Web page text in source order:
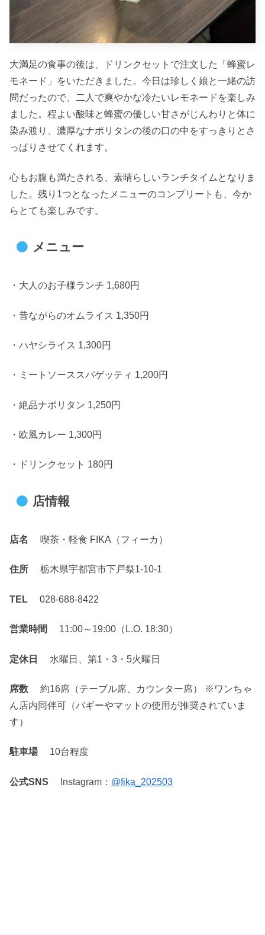
大満足の食事の後は、ドリンクセットで注文した「蜂蜜レ
モネード」をいただきました。今日は珍しく娘と一緒の訪
問だったので、二人で爽やかな冷たいレモネードを楽しみ
ました。程よい酸味と蜂蜜の優しい甘さがじんわりと体に
染み渡り、濃厚なナポリタンの後の口の中をすっきりとさ
っぱりさせてくれます。
心もお腹も満たされる、素晴らしいランチタイムとなりま
した。残り1つとなったメニューのコンプリートも、今か
らとても楽しみです。
メニュー
・大人のお子様ランチ 1,680円
・昔ながらのオムライス 1,350円
・ハヤシライス 1,300円
・ミートソーススパゲッティ 1,200円
・絶品ナポリタン 1,250円
・欧風カレー 1,300円
・ドリンクセット 180円
店情報
店名 喫茶・軽食 FIKA（フィーカ）
住所 栃木県宇都宮市下戸祭1-10-1
TEL 028-688-8422
営業時間 11:00～19:00（L.O. 18:30）
定休日 水曜日、第1・3・5火曜日
席数 約16席（テーブル席、カウンター席） ※ワンちゃ
ん店内同伴可（バギーやマットの使用が推奨されていま
す）
駐車場10台程度
公式SNS Instagram： @fika_202503